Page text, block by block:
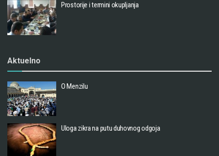
Prostorije i termini okupljanja
Aktuelno
O Menzilu
Uloga zikra na putu duhovnog odgoja